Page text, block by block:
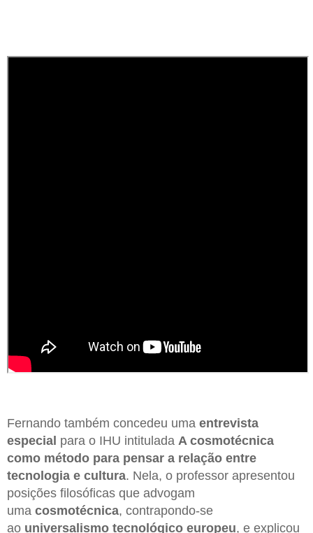
Fernando também concedeu uma entrevista
especial para o IHU intitulada A cosmotécnica
como método para pensar a relação entre
tecnologia e cultura. Nela, o professor apresentou
posições filosóficas que advogam
uma cosmotécnica, contrapondo-se
ao universalismo tecnológico europeu, e explicou